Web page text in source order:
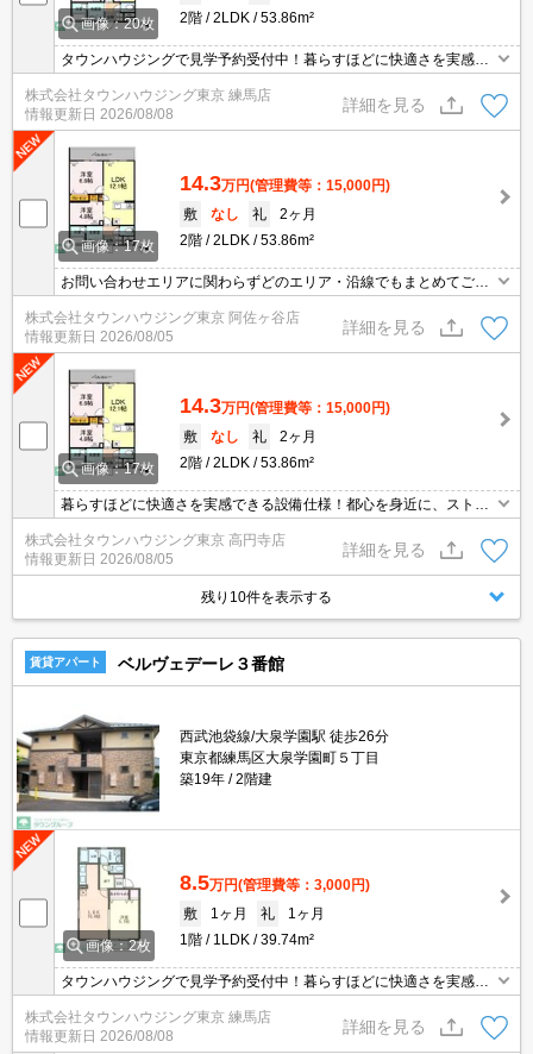
画像：20枚
2階
2LDK 53.86m²
タウンハウジングで見学予約受付中！暮らすほどに快適さを実感で
きる設備仕様！駅前商業施設の多さ！日常の買い物に便利！
株式会社タウンハウジング東京 練馬店
情報更新日 2026/08/08
詳細を見る
画像：17枚
14.3万円(管理費等：15,000円)
敷
なし 礼
2ヶ月
2階
2LDK 53.86m²
お問い合わせエリアに関わらずどのエリア・沿線でもまとめてご紹
介可能です！！迷われている場合はますご相談くださいませ。
株式会社タウンハウジング東京 阿佐ヶ谷店
情報更新日 2026/08/05
詳細を見る
画像：17枚
14.3万円(管理費等：15,000円)
敷
なし 礼
2ヶ月
2階
2LDK 53.86m²
暮らすほどに快適さを実感できる設備仕様！都心を身近に、ストレ
スフリーな暮らしを楽しむ！住むほどに愛着が深まる暮らしやすい
街！！
株式会社タウンハウジング東京 高円寺店
情報更新日 2026/08/05
詳細を見る
残り10件を表示する
賃貸アパート ベルヴェデーレ３番館
西武池袋線/大泉学園駅 徒歩26分
東京都練馬区大泉学園町５丁目
築19年
2階建
画像：2枚
8.5万円(管理費等：3,000円)
敷
1ヶ月 礼
1ヶ月
1階
1LDK 39.74m²
タウンハウジングで見学予約受付中！暮らすほどに快適さを実感で
きる設備仕様！駅前商業施設の多さ！日常の買い物に便利！
株式会社タウンハウジング東京 練馬店
情報更新日 2026/08/08
詳細を見る